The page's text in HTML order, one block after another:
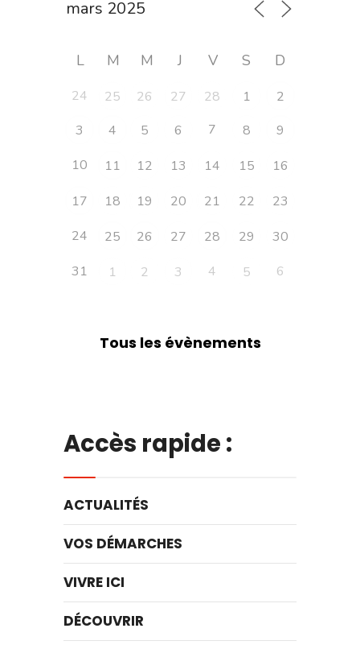
L M M J V S D
24 25 26 27 28 1
2
3
4 5 6 7 8
9
10
11 12 13 14 15
16
17
18 19 20 21 22
23
24
25 26 27 28 29
30
31
1 2 3 4 5 6
Tous les évènements
Accès rapide :
ACTUALITÉS
VOS DÉMARCHES
VIVRE ICI
DÉCOUVRIR